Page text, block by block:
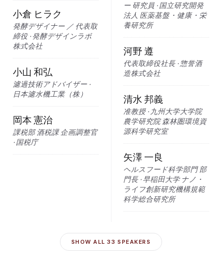
小倉 ヒラク
発酵デザイナー ／ 代表取
締役 · 発酵デザインラボ
株式会社
小山 和弘
濾過技術アドバイザー ·
日本濾水機工業（株）
岡本 憲治
課税部 酒税課 企画調整官
· 国税庁
ー 研究員 · 国立研究開発
法人 医薬基盤・健康・栄
養研究所
河野 遵
代表取締役社長 · 惣誉酒
造株式会社
清水 邦義
准教授 · 九州大学大学院
農学研究院 森林圏環境資
源科学研究室
矢澤 一良
ヘルスフード科学部門 部
門長 · 早稲田大学 ナノ・
ライフ創新研究機構規範
科学総合研究所
SHOW ALL33 SPEAKERS